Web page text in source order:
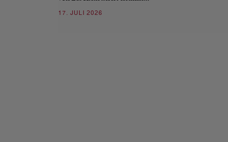
17. JULI 2026